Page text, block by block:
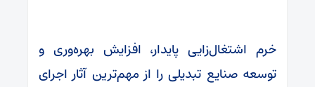
خرم اشتغال‌زایی پایدار، افزایش بهره‌وری و
توسعه صنایع تبدیلی را از مهم‌ترین آثار اجرای